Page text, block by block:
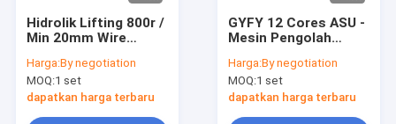
Hidrolik Lifting 800r /
Min 20mm Wire
Bunching Machine
Harga:By negotiation
MOQ:1 set
dapatkan harga terbaru
GYFY 12 Cores ASU -
Mesin Pengolah
Harga:By negotiation
MOQ:1 set
dapatkan harga terbaru